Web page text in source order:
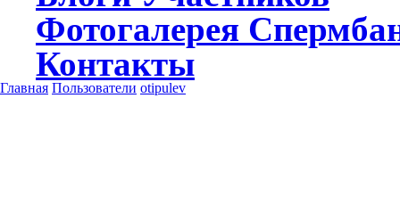
Фотогалерея
Контакты
Главная Пользователи otipulev